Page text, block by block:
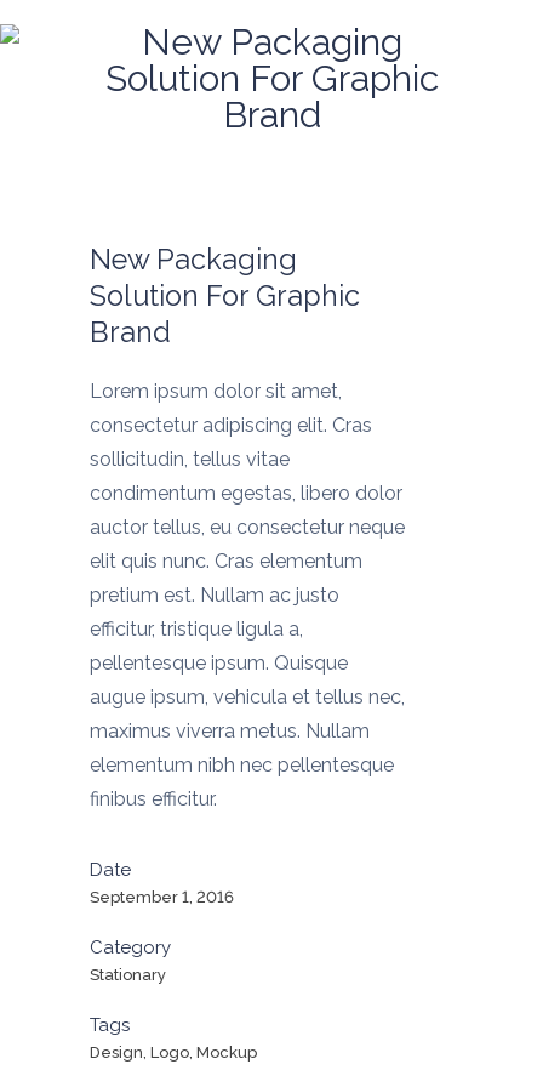
New Packaging
Solution For Graphic
Brand
New Packaging
Solution For Graphic
Brand
Lorem ipsum dolor sit amet,
consectetur adipiscing elit. Cras
sollicitudin, tellus vitae
condimentum egestas, libero dolor
auctor tellus, eu consectetur neque
elit quis nunc. Cras elementum
pretium est. Nullam ac justo
efficitur, tristique ligula a,
pellentesque ipsum. Quisque
augue ipsum, vehicula et tellus nec,
maximus viverra metus. Nullam
elementum nibh nec pellentesque
finibus efficitur.
Date
September 1, 2016
Category
Stationary
Tags
Design, Logo, Mockup